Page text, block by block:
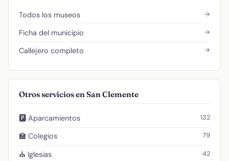
Todos los museos →
Ficha del municipio →
Callejero completo →
Otros servicios en San Clemente
🅿️ Aparcamientos 132
🏫 Colegios 79
⛪ Iglesias 42